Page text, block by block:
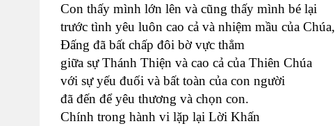
Con thấy mình lớn lên và cũng thấy mình bé lại
trước tình yêu luôn cao cả và nhiệm mầu của Chúa,
Đấng đã bất chấp đôi bờ vực thẳm
giữa sự Thánh Thiện và cao cả của Thiên Chúa
với sự yếu đuối và bất toàn của con người
đã đến để yêu thương và chọn con.
Chính trong hành vi lặp lại Lời Khấn